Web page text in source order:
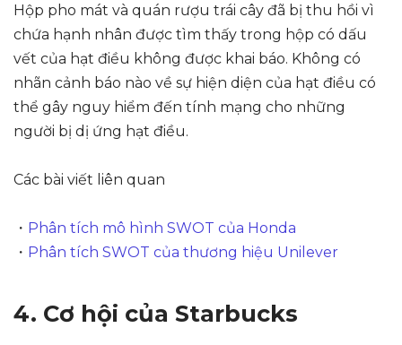
Hộp pho mát và quán rượu trái cây đã bị thu hồi vì
chứa hạnh nhân được tìm thấy trong hộp có dấu
vết của hạt điều không được khai báo. Không có
nhãn cảnh báo nào về sự hiện diện của hạt điều có
thể gây nguy hiểm đến tính mạng cho những
người bị dị ứng hạt điều.
Các bài viết liên quan
・ Phân tích mô hình SWOT của Honda
・ Phân tích SWOT của thương hiệu Unilever
4. Cơ hội của Starbucks